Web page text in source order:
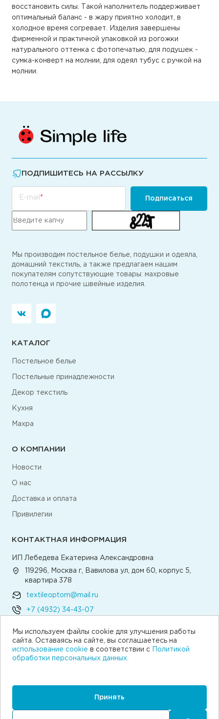
восстановить силы. Такой наполнитель поддерживает
оптимальный баланс - в жару приятно холодит, в
холодное время согревает. Изделия завершены
фирменной и практичной упаковкой из рогожки
натурального оттенка с фотопечатью, для подушек -
сумка-конверт на молнии, для одеял тубус с ручкой на
молнии.
Мы используем файлы cookie для улучшения работы
сайта. Оставаясь на сайте, вы соглашаетесь на
использование cookie в соответствии с
Политикой
обработки персональных данных.
Принять
ПОДПИШИТЕСЬ НА РАССЫЛКУ
E-mail Подписаться
Мы производим постельное белье, подушки и одеяла,
домашний текстиль, а также предлагаем нашим
покупателям сопутствующие товары: махровые
полотенца и прочие швейные изделия.
КАТАЛОГ
Постельное белье
Постельные принадлежности
Декор текстиль
Кухня
Махра
О КОМПАНИИ
Новости
О нас
Доставка и оплата
Привилегии
КОНТАКТНАЯ ИНФОРМАЦИЯ
ИП Лебедева Екатерина Александровна
119296, Москва г, Вавилова ул, дом 60, корпус 5,
квартира 378
textileoptom@mail.ru
+7 (4932) 34-43-07
Написать директору
Согласие на получение рекламы
Пользовательское соглашение
Согласие на обработку персональных данных